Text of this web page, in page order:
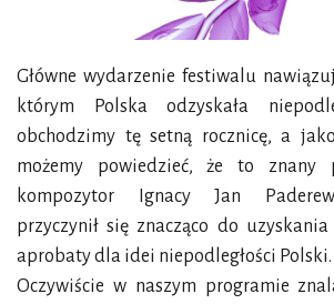
Główne wydarzenie festiwalu
którym Polska odzyskała
obchodzimy tę setną rocznicę, a
możemy powiedzieć, że to
kompozytor Ignacy Jan
przyczynił się znacząco do
aprobaty dla idei niepodległości Polski.
Oczywiście w naszym programie